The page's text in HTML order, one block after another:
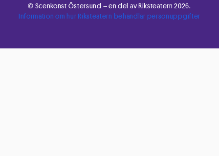
© Scenkonst Östersund – en del av Riksteatern 2026.
Information om hur Riksteatern behandlar personuppgifter